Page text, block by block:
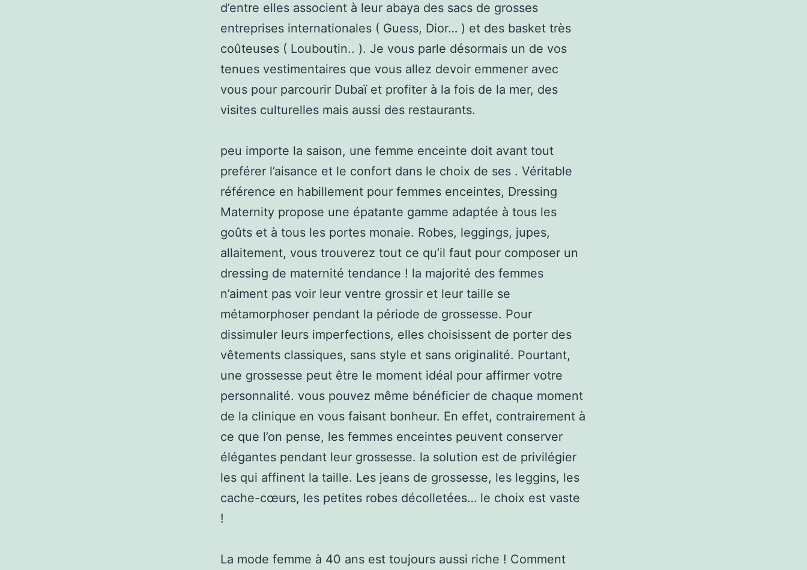
d’entre elles associent à leur abaya des sacs de grosses
entreprises internationales ( Guess, Dior… ) et des basket très
coûteuses ( Louboutin.. ). Je vous parle désormais un de vos
tenues vestimentaires que vous allez devoir emmener avec
vous pour parcourir Dubaï et profiter à la fois de la mer, des
visites culturelles mais aussi des restaurants.
peu importe la saison, une femme enceinte doit avant tout
preférer l’aisance et le confort dans le choix de ses . Véritable
référence en habillement pour femmes enceintes, Dressing
Maternity propose une épatante gamme adaptée à tous les
goûts et à tous les portes monaie. Robes, leggings, jupes,
allaitement, vous trouverez tout ce qu’il faut pour composer un
dressing de maternité tendance ! la majorité des femmes
n’aiment pas voir leur ventre grossir et leur taille se
métamorphoser pendant la période de grossesse. Pour
dissimuler leurs imperfections, elles choisissent de porter des
vêtements classiques, sans style et sans originalité. Pourtant,
une grossesse peut être le moment idéal pour affirmer votre
personnalité. vous pouvez même bénéficier de chaque moment
de la clinique en vous faisant bonheur. En effet, contrairement à
ce que l’on pense, les femmes enceintes peuvent conserver
élégantes pendant leur grossesse. la solution est de privilégier
les qui affinent la taille. Les jeans de grossesse, les leggins, les
cache-cœurs, les petites robes décolletées… le choix est vaste
!
La mode femme à 40 ans est toujours aussi riche ! Comment